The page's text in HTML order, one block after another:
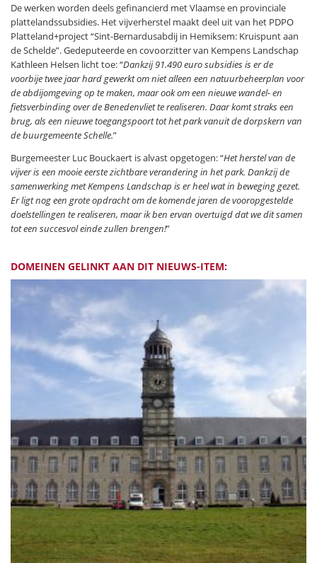
De werken worden deels gefinancierd met Vlaamse en provinciale
plattelandssubsidies. Het vijverherstel maakt deel uit van het PDPO
Platteland+project “Sint-Bernardusabdij in Hemiksem: Kruispunt aan
de Schelde”. Gedeputeerde en covoorzitter van Kempens Landschap
Kathleen Helsen licht toe: “Dankzij 91.490 euro subsidies is er de
voorbije twee jaar hard gewerkt om niet alleen een natuurbeheerplan voor
de abdijomgeving op te maken, maar ook om een nieuwe wandel- en
fietsverbinding over de Benedenvliet te realiseren. Daar komt straks een
brug, als een nieuwe toegangspoort tot het park vanuit de dorpskern van
de buurgemeente Schelle.”
Burgemeester Luc Bouckaert is alvast opgetogen: “Het herstel van de
vijver is een mooie eerste zichtbare verandering in het park. Dankzij de
samenwerking met Kempens Landschap is er heel wat in beweging gezet.
Er ligt nog een grote opdracht om de komende jaren de vooropgestelde
doelstellingen te realiseren, maar ik ben ervan overtuigd dat we dit samen
tot een succesvol einde zullen brengen!”
DOMEINEN GELINKT AAN DIT NIEUWS-ITEM: